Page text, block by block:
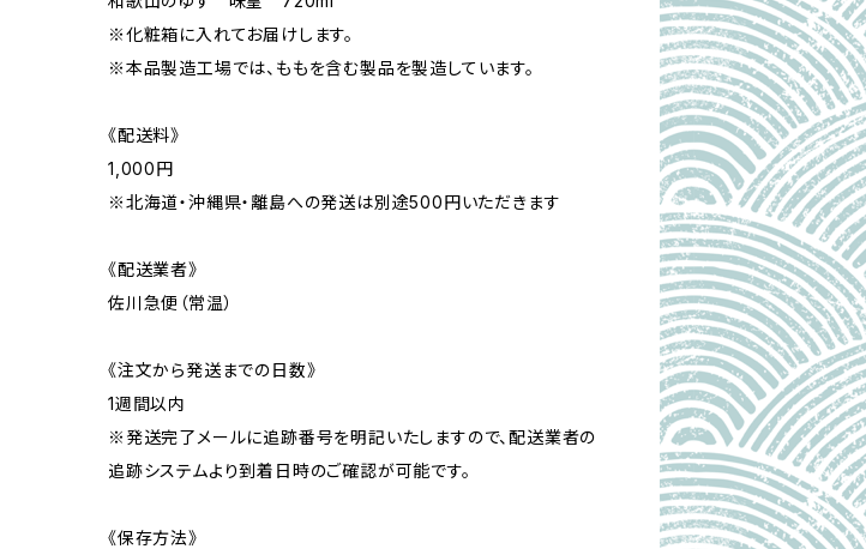
※化粧箱に入れてお届けします。
※本品製造工場では、ももを含む製品を製造しています。
《配送料》
1,000円
※北海道・沖縄県・離島への発送は別途500円いただきます
《配送業者》
佐川急便（常温）
《注文から発送までの日数》
1週間以内
※発送完了メールに追跡番号を明記いたしますので、配送業者の
追跡システムより到着日時のご確認が可能です。
《保存方法》